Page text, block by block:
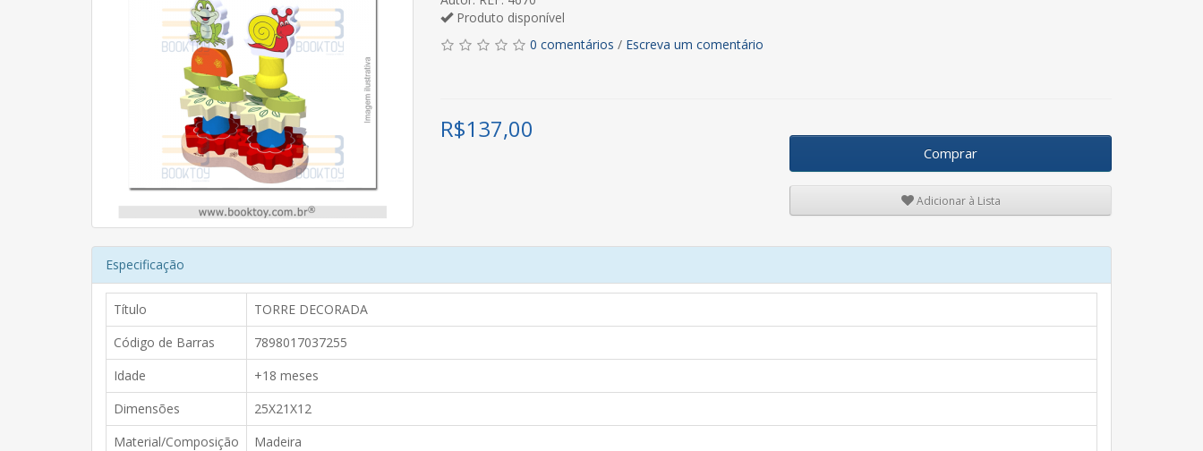
Produto disponível
0 comentários / Escreva um comentário
R$137,00
Comprar
Adicionar à Lista
Especificação
Título
TORRE DECORADA
Código de Barras
7898017037255
Idade
+18 meses
Dimensões
25X21X12
Material/Composição
Madeira